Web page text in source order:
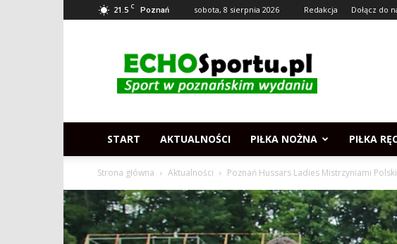
21.5 C Poznań sobota, 8 sierpnia 2026 Redakcja Dołącz do
–
Sport
w
START AKTUALNOŚCI PIŁKA NOŻNA PIŁKA
Strona główna Aktualności Poznań Hussars Ladies Mistrzyniami Polski